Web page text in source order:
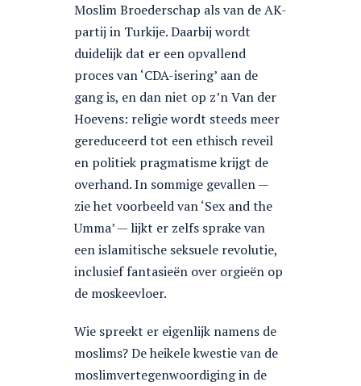
Moslim Broederschap als van de AK-
partij in Turkije. Daarbij wordt
duidelijk dat er een opvallend
proces van ‘CDA-isering’ aan de
gang is, en dan niet op z’n Van der
Hoevens: religie wordt steeds meer
gereduceerd tot een ethisch reveil
en politiek pragmatisme krijgt de
overhand. In sommige gevallen —
zie het voorbeeld van ‘Sex and the
Umma’ — lijkt er zelfs sprake van
een islamitische seksuele revolutie,
inclusief fantasieën over orgieën op
de moskeevloer.
Wie spreekt er eigenlijk namens de
moslims? De heikele kwestie van de
moslimvertegenwoordiging in de